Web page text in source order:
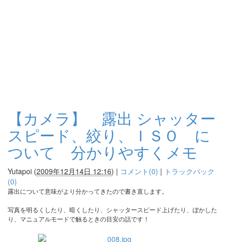
【カメラ】 露出 シャッター
スピード、絞り、ＩＳＯ に
ついて 分かりやすくメモ
Yutapoi (2009年12月14日 12:16) | コメント(0) | トラックバック
(0)
露出について意味がより分かってきたので書き直します。
写真を明るくしたり、暗くしたり、シャッタースピード上げたり、ぼかした
り、マニュアルモードで触るときの目安の話です！